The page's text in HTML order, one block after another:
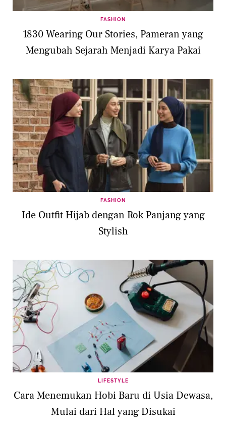
FASHION
1830 Wearing Our Stories, Pameran yang
Mengubah Sejarah Menjadi Karya Pakai
FASHION
Ide Outfit Hijab dengan Rok Panjang yang
Stylish
LIFESTYLE
Cara Menemukan Hobi Baru di Usia Dewasa,
Mulai dari Hal yang Disukai